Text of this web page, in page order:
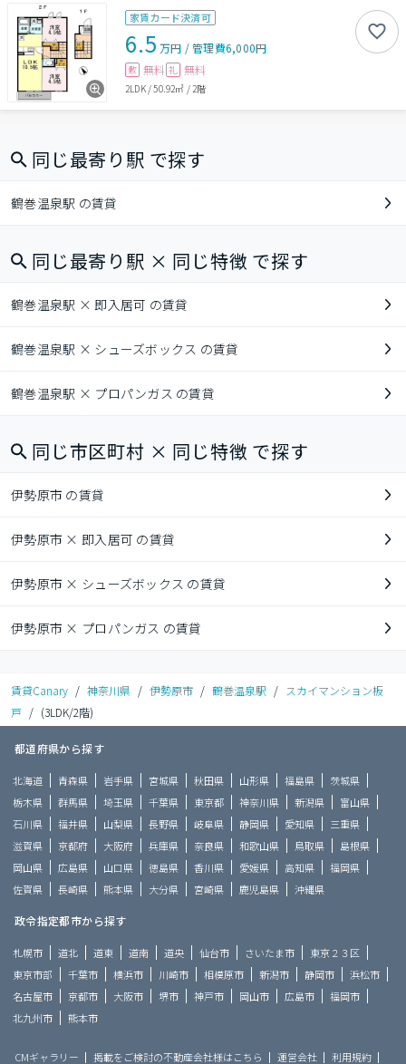
家賃カード決済可
6.5 万円 /管理費6,000円
敷 無料 礼 無料
2LDK/50.92㎡ /2階
同じ最寄り駅 で探す
鶴巻温泉駅 の賃貸
同じ最寄り駅 × 同じ特徴 で探す
鶴巻温泉駅 × 即入居可 の賃貸
鶴巻温泉駅 × シューズボックス の賃貸
鶴巻温泉駅 × プロパンガス の賃貸
同じ市区町村 × 同じ特徴 で探す
伊勢原市 の賃貸
伊勢原市 × 即入居可 の賃貸
伊勢原市 × シューズボックス の賃貸
伊勢原市 × プロパンガス の賃貸
賃貸Canary / 神奈川県 / 伊勢原市 / 鶴巻温泉駅 / スカイマンション板
戸 / (3LDK/2階)
都道府県から探す
北海道 青森県 岩手県 宮城県 秋田県 山形県 福島県
茨城県
栃木県
群馬県 埼玉県 千葉県 東京都 神奈川県 新潟県
富山県
石川県
福井県 山梨県 長野県 岐阜県 静岡県 愛知県
三重県
滋賀県
京都府 大阪府 兵庫県 奈良県 和歌山県 鳥取県
島根県
岡山県
広島県 山口県 徳島県 香川県 愛媛県 高知県
福岡県
佐賀県
長崎県 熊本県 大分県 宮崎県 鹿児島県 沖縄県
政令指定都市から探す
札幌市 道北 道東 道南 道央 仙台市 さいたま市
東京２３区
東京市部
千葉市 横浜市 川崎市 相模原市 新潟市 静岡市
浜松市
名古屋市
京都市 大阪市 堺市 神戸市 岡山市 広島市
福岡市
北九州市
熊本市
CMギャラリー 掲載をご検討の不動産会社様はこちら 運営会社 利用規約